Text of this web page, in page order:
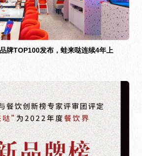
牌TOP100发布，蛙来哒连续4年上